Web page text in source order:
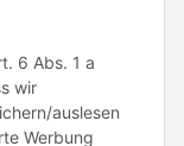
6 Abs. 1 a
wir
auslesen
Werbung